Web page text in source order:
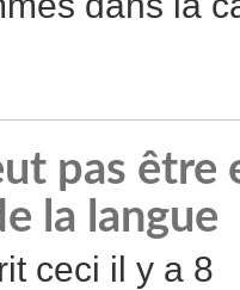
pas être
la langue
ceci il y a 8